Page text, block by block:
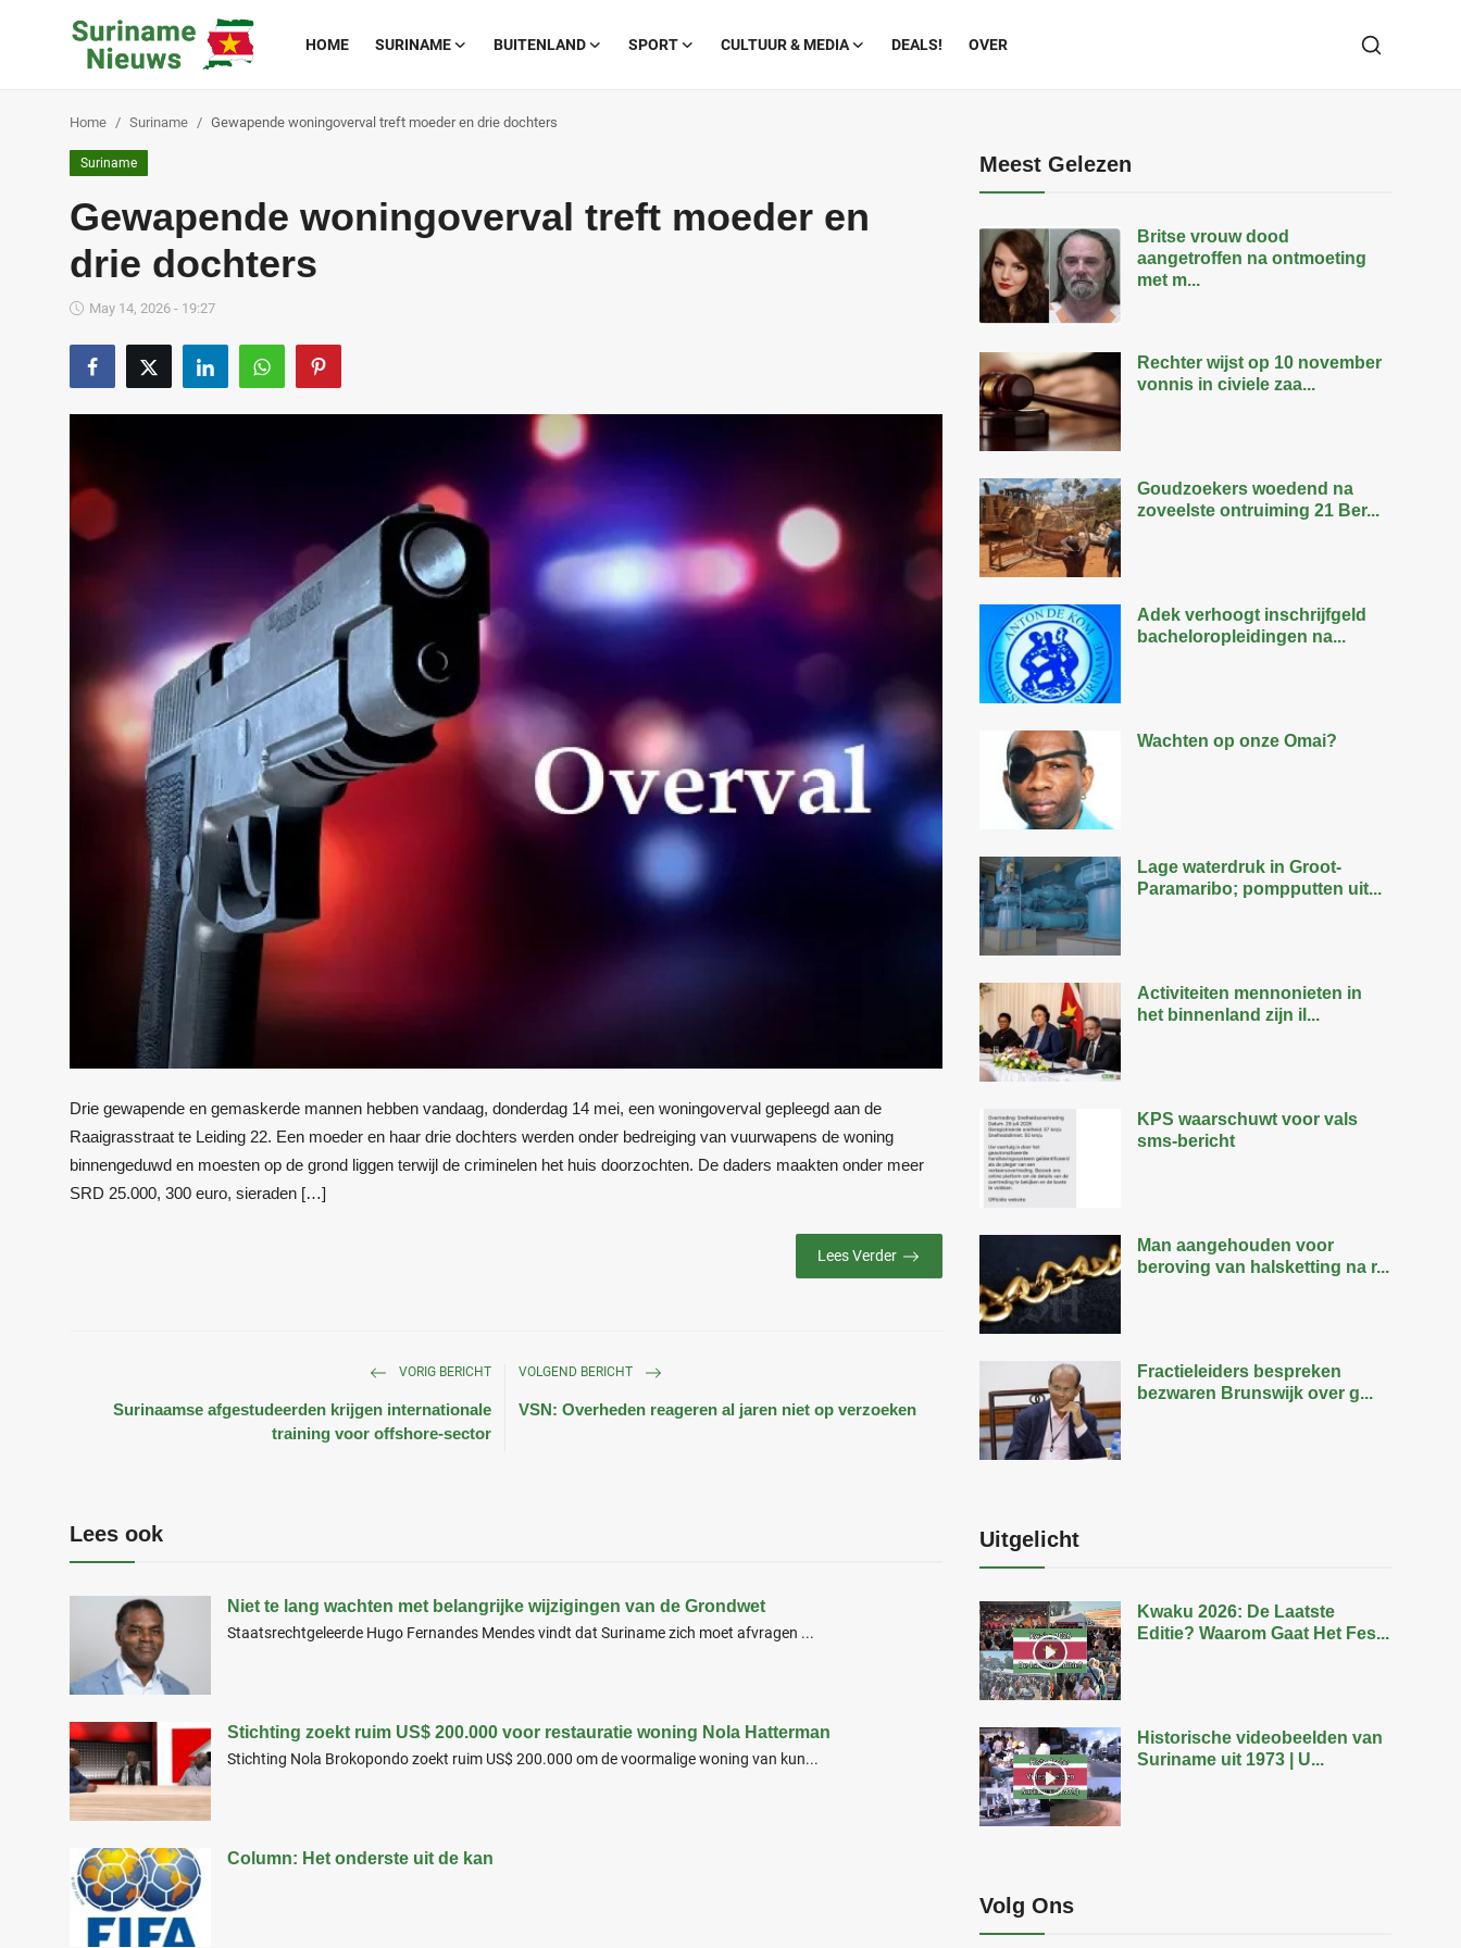
HOME SURINAME BUITENLAND SPORT CULTUUR & MEDIA DEALS! OVER
Buitenland
Home Suriname Gewapende woningoverval treft moeder en drie dochters
Suriname
Gewapende woningoverval treft moeder en
drie dochters
May 14, 2026 - 19:27
Drie gewapende en gemaskerde mannen hebben vandaag, donderdag 14 mei, een woningoverval gepleegd aan de
Raaigrasstraat te Leiding 22. Een moeder en haar drie dochters werden onder bedreiging van vuurwapens de woning
binnengeduwd en moesten op de grond liggen terwijl de criminelen het huis doorzochten. De daders maakten onder meer
SRD 25.000, 300 euro, sieraden […]
Lees Verder
VORIG BERICHT
Surinaamse afgestudeerden krijgen internationale
training voor offshore-sector
VOLGEND BERICHT
VSN: Overheden reageren al jaren niet op verzoeken
Lees ook
Niet te lang wachten met belangrijke wijzigingen van de Grondwet
Staatsrechtgeleerde Hugo Fernandes Mendes vindt dat Suriname zich moet afvragen ...
Stichting zoekt ruim US$ 200.000 voor restauratie woning Nola Hatterman
Stichting Nola Brokopondo zoekt ruim US$ 200.000 om de voormalige woning van kun...
Column: Het onderste uit de kan
Meest Gelezen
Britse vrouw dood
aangetroffen na ontmoeting
met m...
Rechter wijst op 10 november
vonnis in civiele zaa...
Goudzoekers woedend na
zoveelste ontruiming 21 Ber...
Adek verhoogt inschrijfgeld
bacheloropleidingen na...
Wachten op onze Omai?
Lage waterdruk in Groot-
Paramaribo; pompputten uit...
Activiteiten mennonieten in
het binnenland zijn il...
KPS waarschuwt voor vals
sms-bericht
Man aangehouden voor
beroving van halsketting na r...
Fractieleiders bespreken
bezwaren Brunswijk over g...
Uitgelicht
Kwaku 2026: De Laatste
Editie? Waarom Gaat Het Fes...
Historische videobeelden van
Suriname uit 1973 | U...
Volg Ons